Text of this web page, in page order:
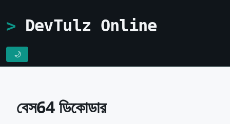
DevTulz Online
🌙
বেস64 ডিকোডার